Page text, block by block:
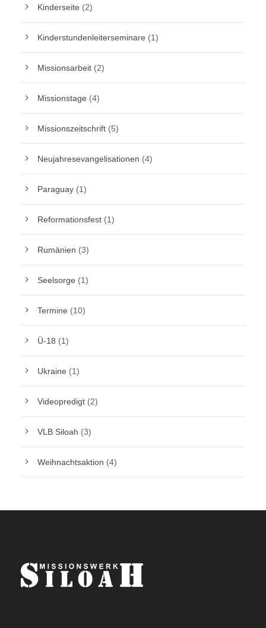
Kinderseite (2)
Kinderstundenleiterseminare (1)
Missionsarbeit (2)
Missionstage (4)
Missionszeitschrift (5)
Neujahresevangelisationen (4)
Paraguay (1)
Reformationsfest (1)
Rumänien (3)
Seelsorge (1)
Termine (10)
Ü-18 (1)
Ukraine (1)
Videopredigt (2)
VLB Siloah (3)
Weihnachtsaktion (4)